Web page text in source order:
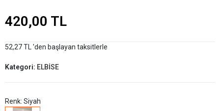
420,00 TL
52,27 TL 'den başlayan taksitlerle
Kategori: ELBİSE
Renk: Siyah